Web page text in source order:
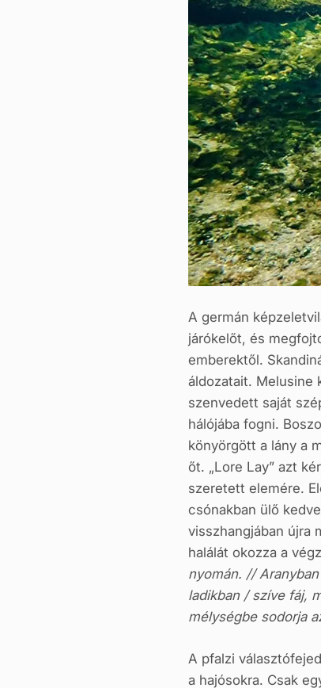
A germán
járókelőt, és
emberektől.
áldozatait. Melusine
szenvedett saját
hálójába fogni.
könyörgött a lány a
őt. „Lore Lay” azt
szeretett elemére.
csónakban ülő
visszhangjában újra
halálát okozza a
nyomán. //
ladikban / szíve fáj,
mélységbe sodorja
A pfalzi
a hajósokra. Csak